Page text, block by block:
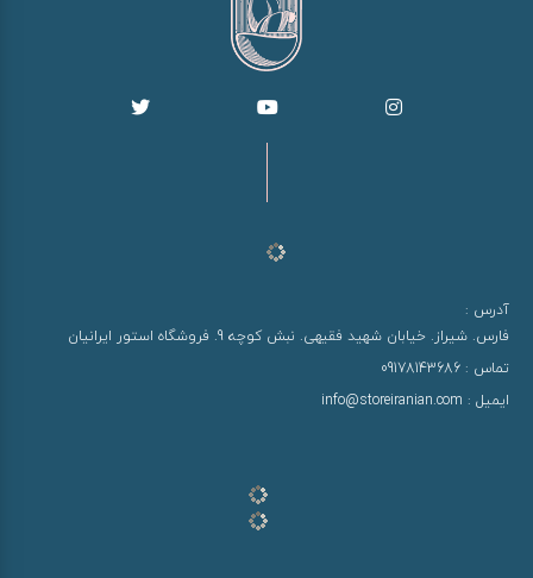
آدرس :
فارس. شیراز. خیابان شهید فقیهی. نبش کوچه 9. فروشگاه استور ایرانیان
تماس : 09178143686
ایمیل : info@storeiranian.com